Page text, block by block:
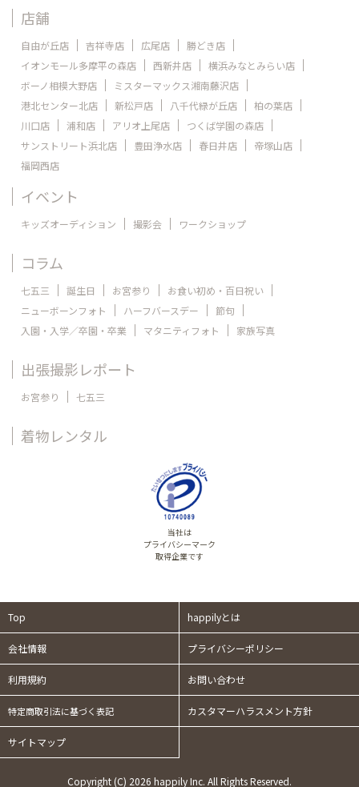
店舗
自由が丘店 吉祥寺店 広尾店
勝どき店
イオンモール多摩平の森店
西新井店
横浜みなとみらい店
ボーノ相模大野店
ミスターマックス湘南藤沢店
港北センター北店
新松戸店 八千代緑が丘店
柏の葉店
川口店
浦和店 アリオ上尾店
つくば学園の森店
サンストリート浜北店
豊田浄水店 春日井店
帝塚山店
福岡西店
イベント
キッズオーディション 撮影会 ワークショップ
コラム
七五三 誕生日 お宮参り
お食い初め・百日祝い
ニューボーンフォト
ハーフバースデー
節句
入園・入学／卒園・卒業
マタニティフォト 家族写真
出張撮影レポート
お宮参り 七五三
着物レンタル
当社は
プライバシーマーク
取得企業です
Top happilyとは
会社情報 プライバシーポリシー
利用規約 お問い合わせ
特定商取引法に基づく表記 カスタマーハラスメント方針
サイトマップ
Copyright (C) 2026 happily Inc. All Rights Reserved.